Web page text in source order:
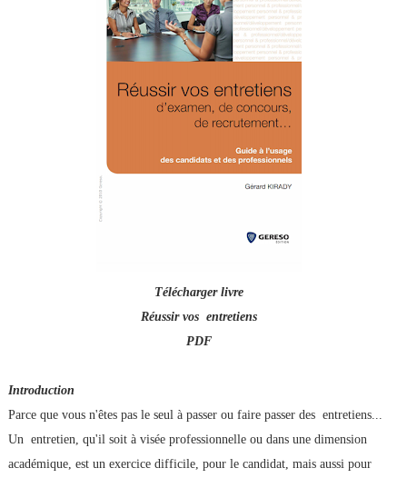
Télécharger livre
Réussir vos entretiens
PDF
Introduction
Parce que vous n'êtes pas le seul à passer ou faire passer des entretiens...
Un entretien, qu'il soit à visée professionnelle ou dans une dimension
académique, est un exercice difficile, pour le candidat, mais aussi pour